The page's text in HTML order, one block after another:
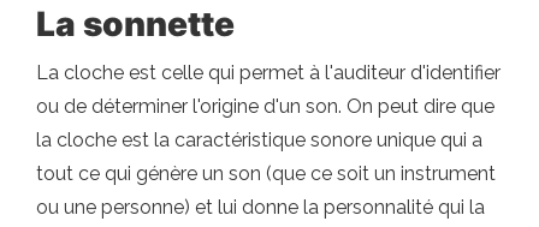
La sonnette
La cloche est celle qui permet à l'auditeur d'identifier
ou de déterminer l'origine d'un son. On peut dire que
la cloche est la caractéristique sonore unique qui a
tout ce qui génère un son (que ce soit un instrument
ou une personne) et lui donne la personnalité qui la